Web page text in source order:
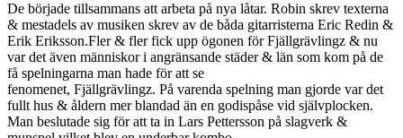
De började tillsammans att arbeta på nya låtar. Robin skrev texterna
& mestadels av musiken skrev av de båda gitarristerna Eric Redin &
Erik Eriksson.Fler & fler fick upp ögonen för Fjällgrävlingz & nu
var det även människor i angränsande städer & län som kom på de
få spelningarna man hade för att se
fenomenet, Fjällgrävlingz. På varenda spelning man gjorde var det
fullt hus & åldern mer blandad än en godispåse vid självplocken.
Man beslutade sig för att ta in Lars Pettersson på slagverk &